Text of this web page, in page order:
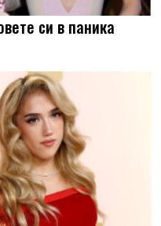
си в паника